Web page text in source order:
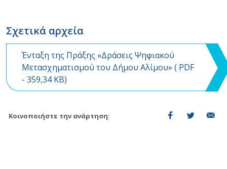
Σχετικά αρχεία
Ένταξη της Πράξης «Δράσεις Ψηφιακού
Μετασχηματισμού του Δήμου Αλίμου» ( PDF
- 359,34 KB)
Κοινοποιήστε την ανάρτηση: